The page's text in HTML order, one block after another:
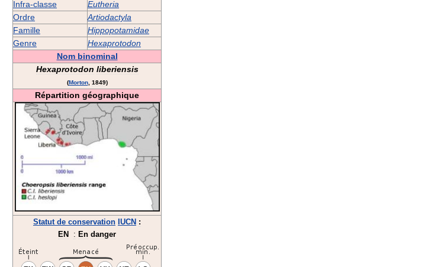
Infra-classe
Eutheria
Ordre
Artiodactyla
Famille
Hippopotamidae
Genre
Hexaprotodon
Nom binominal
Hexaprotodon liberiensis
(Morton, 1849)
Répartition géographique
Statut de conservation IUCN :
EN
: En danger